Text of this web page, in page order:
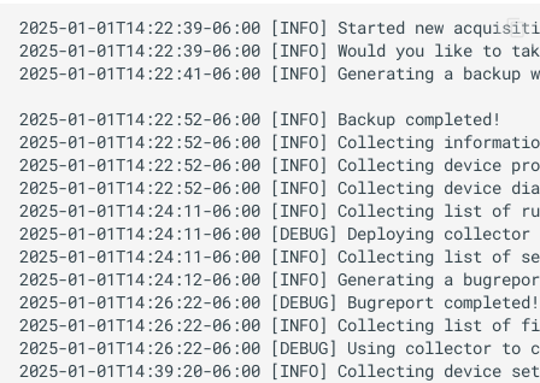
2025-01-01T14:22:39-06:00 [INFO] Started new
2025-01-01T14:22:39-06:00 [INFO] Would you like to
2025-01-01T14:22:41-06:00 [INFO] Generating a
2025-01-01T14:22:52-06:00 [INFO] Backup completed!
2025-01-01T14:22:52-06:00 [INFO] Collecting
2025-01-01T14:22:52-06:00 [INFO] Collecting device
2025-01-01T14:22:52-06:00 [INFO] Collecting
2025-01-01T14:24:11-06:00 [INFO] Collecting list of
2025-01-01T14:24:11-06:00 [DEBUG] Deploying
2025-01-01T14:24:11-06:00 [INFO] Collecting list of
2025-01-01T14:24:12-06:00 [INFO] Generating a
2025-01-01T14:26:22-06:00 [DEBUG] Bugreport completed!
2025-01-01T14:26:22-06:00 [INFO] Collecting list
2025-01-01T14:26:22-06:00 [DEBUG] Using
2025-01-01T14:39:20-06:00 [INFO] Collecting device